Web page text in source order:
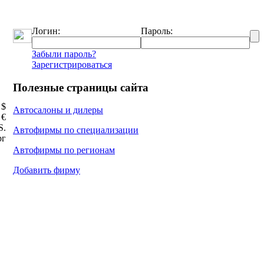
Логин: Пароль:
Забыли пароль?
Зарегистрироваться
Полезные страницы сайта
Автосалоны и дилеры
Автофирмы по специализации
Автофирмы по регионам
Добавить фирму